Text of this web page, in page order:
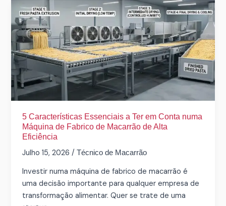
5 Características Essenciais a Ter em Conta numa
Máquina de Fabrico de Macarrão de Alta
Eficiência
Julho 15, 2026/Técnico de Macarrão
Investir numa máquina de fabrico de macarrão é
uma decisão importante para qualquer empresa de
transformação alimentar. Quer se trate de uma
5
Características
Essenciais
a
Ter
Conta
numa
Máquina
de
Fabrico
de
Macarrão
Alta
Eficiência